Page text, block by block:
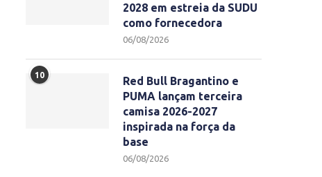
2028 em estreia da SUDU
como fornecedora
06/08/2026
10
Red Bull Bragantino e
PUMA lançam terceira
camisa 2026-2027
inspirada na força da
base
06/08/2026